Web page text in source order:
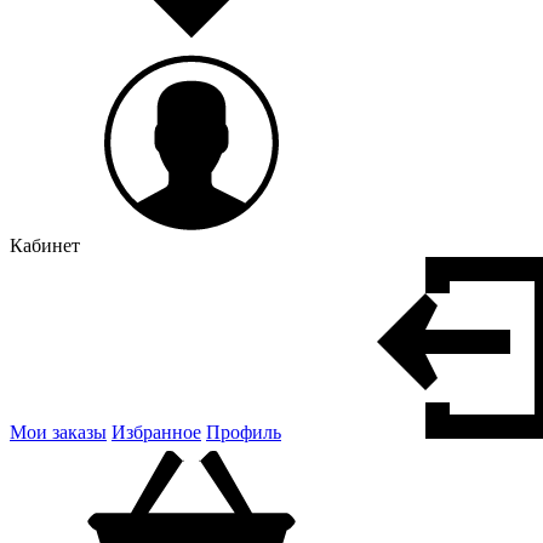
Кабинет
Мои заказы Избранное Профиль